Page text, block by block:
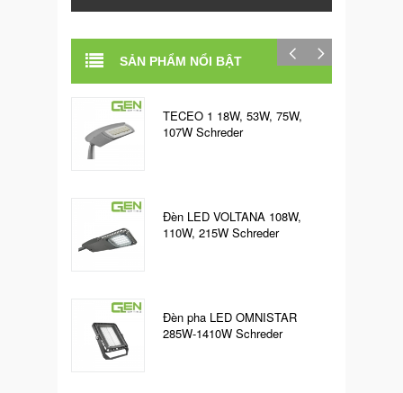
SẢN PHẨM NỔI BẬT
TECEO 1 18W, 53W, 75W,
107W Schreder
Đèn LED VOLTANA 108W,
110W, 215W Schreder
Đèn pha LED OMNISTAR
285W-1410W Schreder